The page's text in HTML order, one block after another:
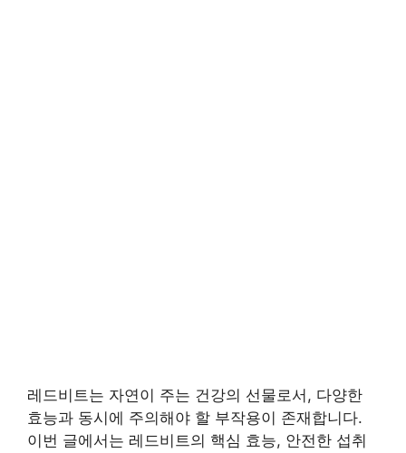
레드비트는 자연이 주는 건강의 선물로서, 다양한
효능과 동시에 주의해야 할 부작용이 존재합니다.
이번 글에서는 레드비트의 핵심 효능, 안전한 섭취